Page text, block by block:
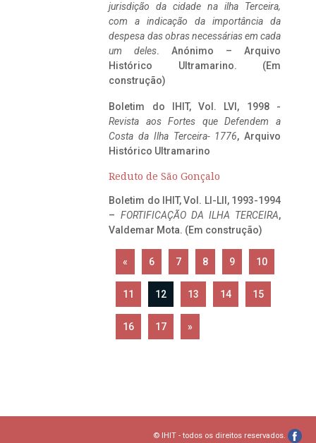
jurisdição da cidade na ilha Terceira,
com a indicação da importância da
despesa das obras necessárias em cada
um deles. Anónimo – Arquivo
Histórico Ultramarino. (Em
construção)
Boletim do IHIT, Vol. LVI, 1998 -
Revista aos Fortes que Defendem a
Costa da Ilha Terceira- 1776, Arquivo
Histórico Ultramarino
Reduto de São Gonçalo
Boletim do IHIT, Vol. LI-LII, 1993-1994
– FORTIFICAÇÃO DA ILHA TERCEIRA,
Valdemar Mota. (Em construção)
« 6 7 8 9 10
11 12 13 14 15
16 17 »
© IHIT - todos os direitos reservados.